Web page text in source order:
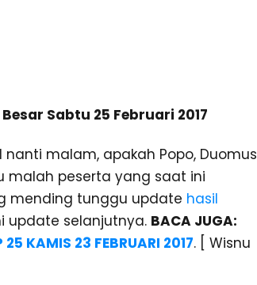
Sabtu 25 Februari 2017
malam, apakah Popo, Duomus
malah peserta yang saat ini
mending tunggu update hasil
update selanjutnya. BACA JUGA:
25 KAMIS 23 FEBRUARI 2017. [ Wisnu